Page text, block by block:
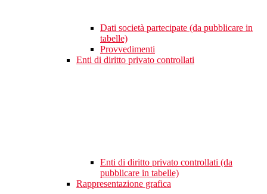
Dati società partecipate (da pubblicare in
tabelle)
Provvedimenti
Enti di diritto privato controllati
Enti di diritto privato controllati (da
pubblicare in tabelle)
Rappresentazione grafica